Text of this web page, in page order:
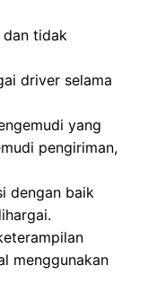
dan tidak
driver selama
yang
pengiriman,
dengan baik
menggunakan